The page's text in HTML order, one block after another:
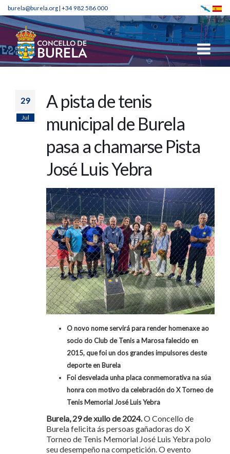
burela@burela.org| +34 982 586 000
29
Jul
A pista de tenis
municipal de Burela
pasa a chamarse Pista
José Luis Yebra
O novo nome servirá para render homenaxe ao
socio do Club de Tenis a Marosa falecido en
2015, que foi un dos grandes impulsores deste
deporte en Burela
Foi desvelada unha placa conmemorativa na súa
honra con motivo da celebración do X Torneo de
Tenis Memorial José Luis Yebra
Burela, 29 de xullo de 2024.O Concello de
Burela felicita ás persoas gañadoras do X
Torneo de Tenis Memorial José Luis Yebra polo
seu desempeño na competición. O evento